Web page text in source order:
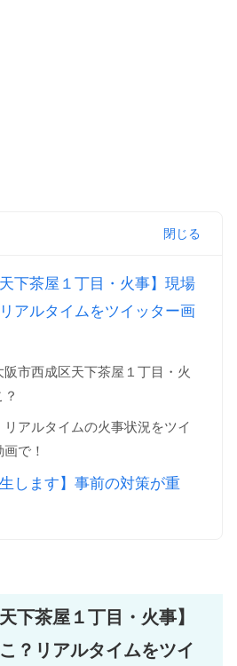
下茶屋１丁目・火事】現場
アルタイムをツイッター画
阪市西成区天下茶屋１丁目・火
リアルタイムの火事状況をツイ
で！
します】事前の対策が重
下茶屋１丁目・火事】
？リアルタイムをツイ